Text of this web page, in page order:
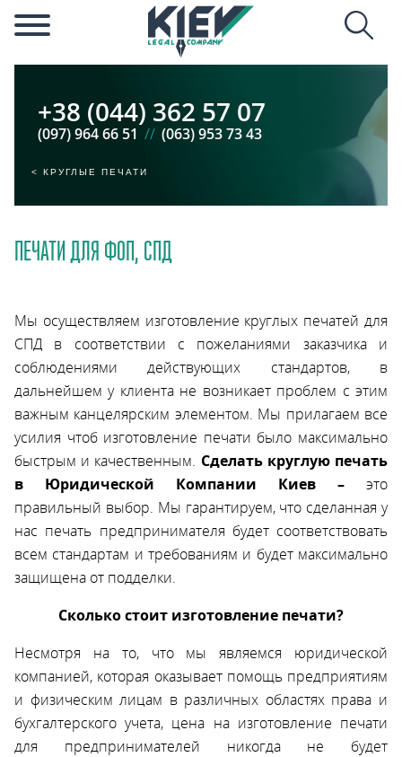
+38 (044) 362 57 07
(097) 964 66 51 // (063) 953 73 43
КРУГЛЫЕ ПЕЧАТИ
ПЕЧАТИ ДЛЯ ФОП, СПД
Мы осуществляем изготовление круглых печатей для
СПД в соответствии с пожеланиями заказчика и
соблюдениями действующих стандартов, в
дальнейшем у клиента не возникает проблем с этим
важным канцелярским элементом. Мы прилагаем все
усилия чтоб изготовление печати было максимально
быстрым и качественным. Cделать круглую печать
в Юридической Компании Киев – это
правильный выбор. Мы гарантируем, что cделанная у
нас печать предпринимателя будет соответствовать
всем стандартам и требованиям и будет максимально
защищена от подделки.
Сколько стоит изготовление печати?
Несмотря на то, что мы являемся юридической
компанией, которая оказывает помощь предприятиям
и физическим лицам в различных областях права и
бухгалтерского учета, цена на изготовление печати
для предпринимателей никогда не будет